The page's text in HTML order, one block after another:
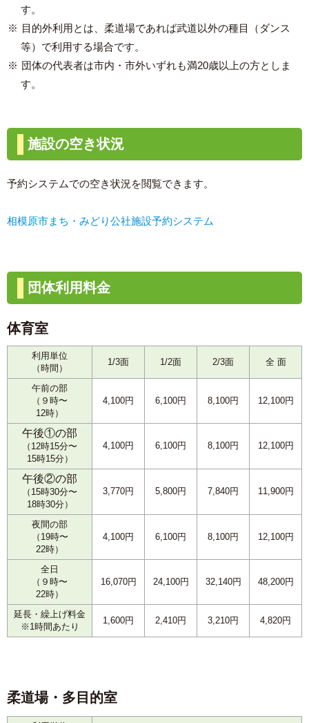
す。
目的外利用とは、柔道場であれば武道以外の種目（ダンス
等）で利用する場合です。
団体の代表者は市内・市外いずれも満20歳以上の方としま
す。
施設の空き状況
予約システムでの空き状況を閲覧できます。
相模原市まち・みどり公社施設予約システム
団体利用料金
体育室
利用単位
（時間）
1/3面 1/2面 2/3面 全 面
午前の部
（９時〜
12時）
4,100円 6,100円 8,100円 12,100円
午後①の部
（12時15分〜
15時15分）
4,100円 6,100円 8,100円 12,100円
午後②の部
（15時30分〜
18時30分）
3,770円 5,800円 7,840円 11,900円
夜間の部
（19時〜
22時）
4,100円 6,100円 8,100円 12,100円
全日
（９時〜
22時）
16,070円 24,100円 32,140円 48,200円
延長・繰上げ料金
※1時間あたり
1,600円 2,410円 3,210円 4,820円
柔道場・多目的室